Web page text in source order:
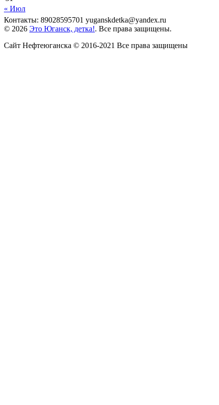
« Июл
Контакты: 89028595701 yuganskdetka@yandex.ru
© 2026 Это Юганск, детка!. Все права защищены.
Сайт Нефтеюганска © 2016-2021 Все права защищены